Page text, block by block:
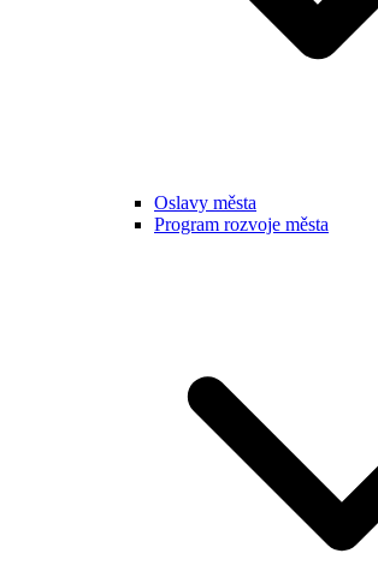
Oslavy města
Program rozvoje města